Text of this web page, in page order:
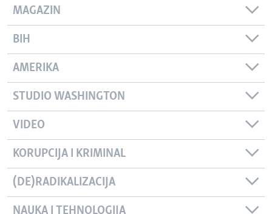
MAGAZIN
BIH
AMERIKA
STUDIO WASHINGTON
VIDEO
KORUPCIJA I KRIMINAL
(DE)RADIKALIZACIJA
NAUKA I TEHNOLOGIJA